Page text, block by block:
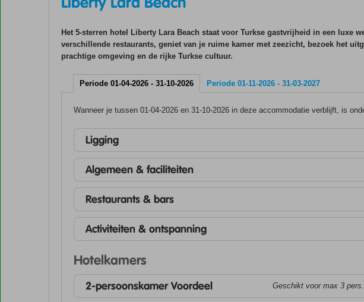
Het 5-sterren hotel Liberty Lara Beach staat voor Turkse gastvrijheid in een luxe
verschillende restaurants, geniet van je ruime kamer met zeezicht, bezoek het
prachtige omgeving en de rijke Turkse cultuur.
Periode 01-04-2026 - 31-10-2026 Periode 01-11-2026 - 31-03-2027
Wanneer je tussen 01-04-2026 en 31-10-2026 in deze accommodatie verblijft, is
Ligging
Algemeen & faciliteiten
Restaurants & bars
Activiteiten & ontspanning
Hotelkamers
2-persoonskamer Voordeel Geschikt voor max 3 pers.